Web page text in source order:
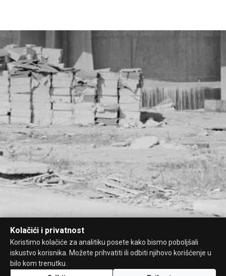
Kolačići i privatnost
Koristimo kolačiće za analitiku posete kako bismo poboljšali
iskustvo korisnika. Možete prihvatiti ili odbiti njihovo korišćenje u
bilo kom trenutku.